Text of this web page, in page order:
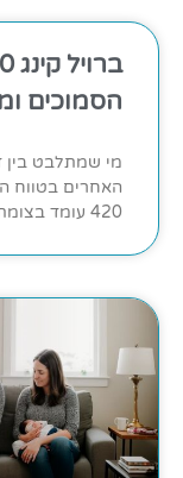
הסמוכים
420 עומד בצומת מעניין וייחודי בתוך הקטלוג של